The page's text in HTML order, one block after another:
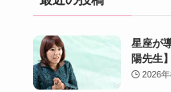
星座が
陽先生】
2026